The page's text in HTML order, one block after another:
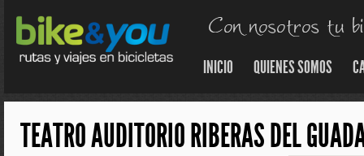
INICIO QUIENES SOMOS
TEATRO AUDITORIO RIBERAS DEL